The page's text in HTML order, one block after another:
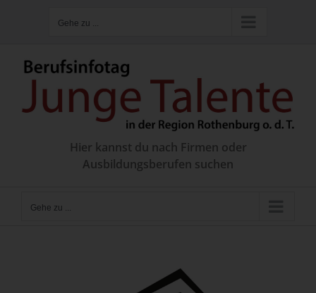
Gehe zu ...
Hier kannst du nach Firmen oder
Ausbildungsberufen suchen
Gehe zu ...